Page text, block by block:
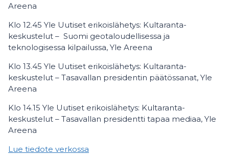
Areena
Klo 12.45 Yle Uutiset erikoislähetys: Kultaranta-
keskustelut – Suomi geotaloudellisessa ja
teknologisessa kilpailussa, Yle Areena
Klo 13.45 Yle Uutiset erikoislähetys: Kultaranta-
keskustelut – Tasavallan presidentin päätössanat, Yle
Areena
Klo 14.15 Yle Uutiset erikoislähetys: Kultaranta-
keskustelut – Tasavallan presidentti tapaa mediaa, Yle
Areena
Lue tiedote verkossa